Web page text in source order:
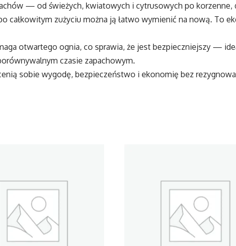
— od świeżych, kwiatowych i cytrusowych po korzenne,
całkowitym zużyciu można ją łatwo wymienić na nową. To
otwartego ognia, co sprawia, że jest bezpieczniejszy —
czasie zapachowym.
sobie wygodę, bezpieczeństwo i ekonomię bez